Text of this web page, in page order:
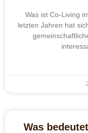
Was ist Co-Living
letzten Jahren hat
Was